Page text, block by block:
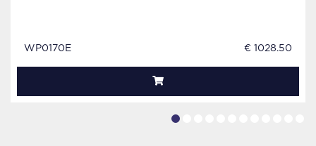
WP0170E € 1028.50